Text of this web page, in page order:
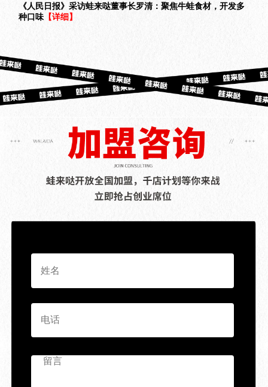
《人民日报》采访蛙来哒董事长罗清：聚焦牛蛙食材，开发多
种口味 【详细】